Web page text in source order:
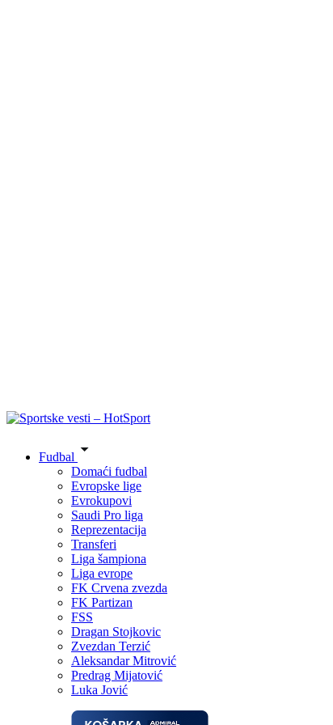
Fudbal
Domaći fudbal
Evropske lige
Evrokupovi
Saudi Pro liga
Reprezentacija
Transferi
Liga šampiona
Liga evrope
FK Crvena zvezda
FK Partizan
FSS
Dragan Stojkovic
Zvezdan Terzić
Aleksandar Mitrović
Predrag Mijatović
Luka Jović